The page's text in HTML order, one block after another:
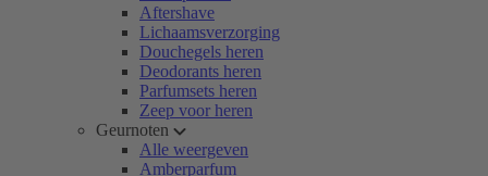
Aftershave
Lichaamsverzorging
Douchegels heren
Deodorants heren
Parfumsets heren
Zeep voor heren
Geurnoten
Alle weergeven
Amberparfum